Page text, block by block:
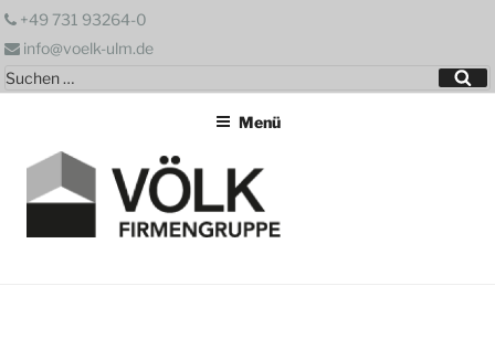
Zum
springen
+49 731 93264-0
info@voelk-ulm.de
Suchen
nach:
Menü